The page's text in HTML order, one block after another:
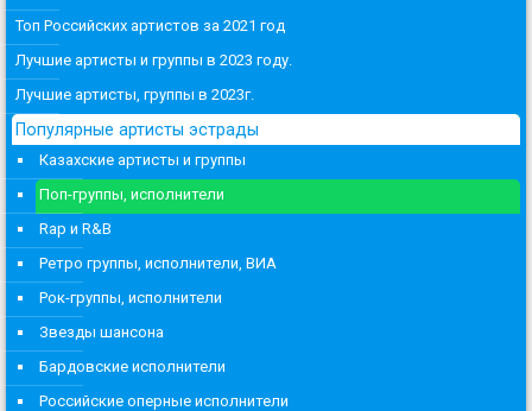
Топ Российских артистов за 2021 год
Лучшие артисты и группы в 2023 году.
Лучшие артисты, группы в 2023г.
Популярные артисты эстрады
Казахские артисты и группы
Поп-группы, исполнители
Rap и R&B
Ретро группы, исполнители, ВИА
Рок-группы, исполнители
Звезды шансона
Бардовские исполнители
Российские оперные исполнители